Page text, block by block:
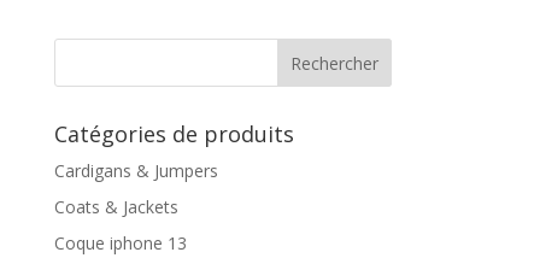
Rechercher
Catégories de produits
Cardigans & Jumpers
Coats & Jackets
Coque iphone 13​